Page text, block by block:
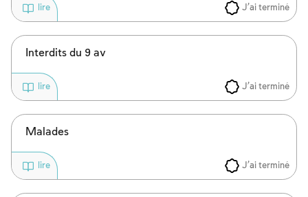
J'ai terminé
lire
Interdits du 9 av
J'ai terminé
lire
Malades
J'ai terminé
lire